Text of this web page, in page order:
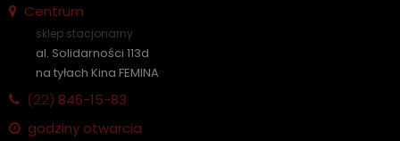
Centrum
sklep stacjonarny
al. Solidarności 113d
na tyłach Kina FEMINA
(22) 846-15-83
godziny otwarcia